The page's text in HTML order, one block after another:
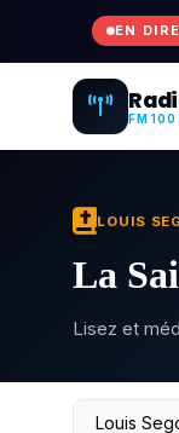
EN
FM
LOUIS
La
Lisez et